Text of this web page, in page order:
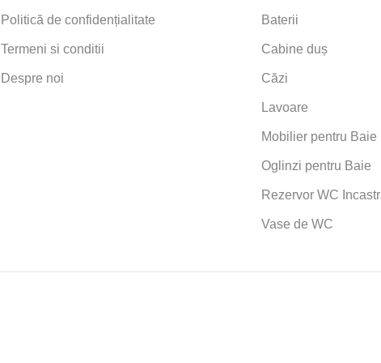
Politică de confidențialitate
Termeni si conditii
Despre noi
Baterii
Cabine duș
Căzi
Lavoare
Mobilier pentru Baie
Oglinzi pentru Baie
Rezervor WC
Vase de WC